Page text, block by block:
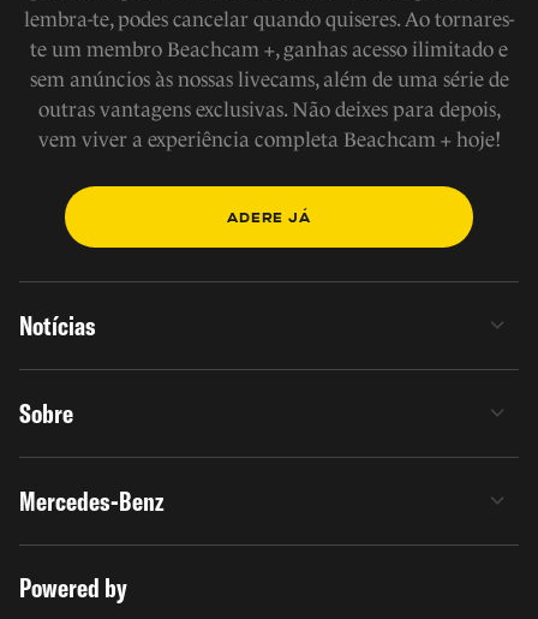
lembra-te, podes cancelar quando quiseres. Ao tornares-
te um membro Beachcam +, ganhas acesso ilimitado e
sem anúncios às nossas livecams, além de uma série de
outras vantagens exclusivas. Não deixes para depois,
vem viver a experiência completa Beachcam + hoje!
ADERE JÁ
Notícias
Sobre
Mercedes-Benz
Powered by